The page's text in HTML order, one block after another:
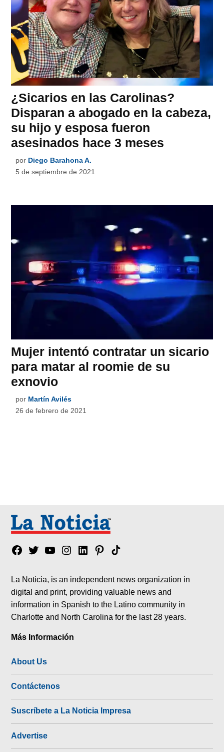
¿Sicarios en las Carolinas?
Disparan a abogado en la cabeza,
su hijo y esposa fueron
asesinados hace 3 meses
por Diego Barahona A.
5 de septiembre de 2021
Mujer intentó contratar un sicario
para matar al roomie de su
exnovio
por Martín Avilés
26 de febrero de 2021
Facebook
TwitterYouTubeInstagram
LinkedinPinterest
Tik
La Noticia, is an independent news organization in
digital and print, providing valuable news and
information in Spanish to the Latino community in
Charlotte and North Carolina for the last 28 years.
Más Información
About Us
Contáctenos
Suscríbete a La Noticia Impresa
Advertise